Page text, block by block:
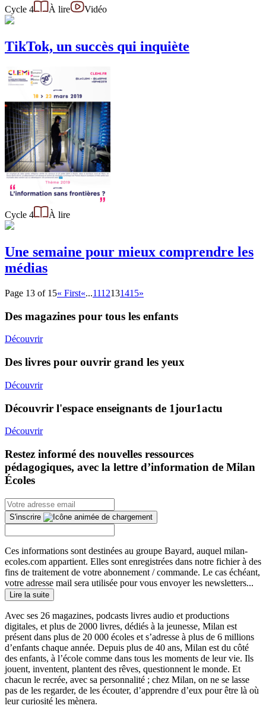
Cycle 4 À lire Vidéo
TikTok, un succès qui inquiète
Cycle 4 À lire
Une semaine pour mieux comprendre les
médias
Page 13 of 15« First«...1112131415»
Des magazines pour tous les enfants
Découvrir
Des livres pour ouvrir grand les yeux
Découvrir
Découvrir l'espace enseignants de 1jour1actu
Découvrir
Restez informé des nouvelles ressources
pédagogiques, avec la lettre d’information de Milan
Écoles
S'inscrire
Ces informations sont destinées au groupe Bayard, auquel milan-
ecoles.com appartient. Elles sont enregistrées dans notre fichier à des
fins de traitement de votre abonnement / commande. Le cas échéant,
votre adresse mail sera utilisée pour vous envoyer les newsletters...
Lire la suite
Avec ses 26 magazines, podcasts livres audio et productions
digitales, et plus de 2000 livres, dédiés à la jeunesse, Milan est
présent dans plus de 20 000 écoles et s’adresse à plus de 6 millions
d’enfants chaque année. Depuis plus de 40 ans, Milan est du côté
des enfants, à l’école comme dans tous les moments de leur vie. Ils
jouent, inventent, plantent des rêves, questionnent le monde. Et
chacun le recrée, avec sa personnalité ; chez Milan, on ne se lasse
pas de les regarder, de les écouter, d’apprendre d’eux pour être là où
leur curiosité les mènera.